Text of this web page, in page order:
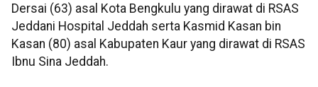
Dersai (63) asal Kota Bengkulu yang dirawat di RSAS
Jeddani Hospital Jeddah serta Kasmid Kasan bin
Kasan (80) asal Kabupaten Kaur yang dirawat di RSAS
Ibnu Sina Jeddah.